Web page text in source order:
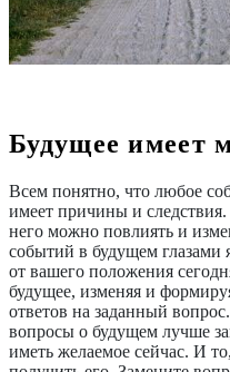
Будущее имеет
Всем понятно, что любое
имеет причины и следствия.
него можно повлиять и
событий в будущем глазами
от вашего положения
будущее, изменяя и
ответов на заданный
вопросы о будущем лучше
иметь желаемое сейчас. И